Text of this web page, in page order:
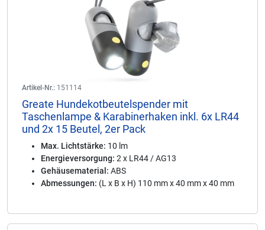
Artikel-Nr.: 151114
Greate Hundekotbeutelspender mit
Taschenlampe & Karabinerhaken inkl. 6x LR44
und 2x 15 Beutel, 2er Pack
Max. Lichtstärke: 10 lm
Energieversorgung: 2 x LR44 / AG13
Gehäusematerial: ABS
Abmessungen: (L x B x H) 110 mm x 40 mm x 40 mm